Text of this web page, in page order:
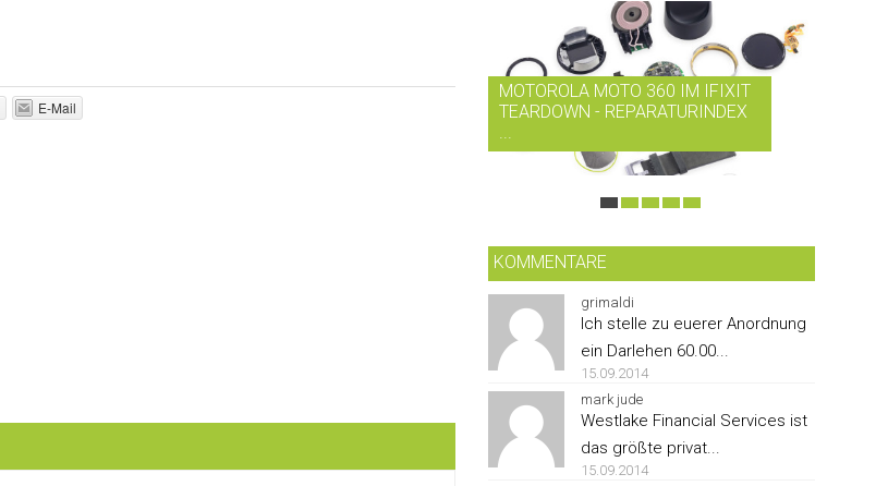
E-Mail
MOTOROLA MOTO 360 IM IFIXIT
TEARDOWN - REPARATURINDEX
...
KOMMENTARE
grimaldi
Ich stelle zu euerer Anordnung
ein Darlehen 60.00...
15.09.2014
mark jude
Westlake Financial Services ist
das größte privat...
15.09.2014